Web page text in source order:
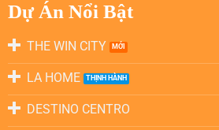
Dự Án Nổi Bật
THE WIN CITY
LA HOME
DESTINO CENTRO